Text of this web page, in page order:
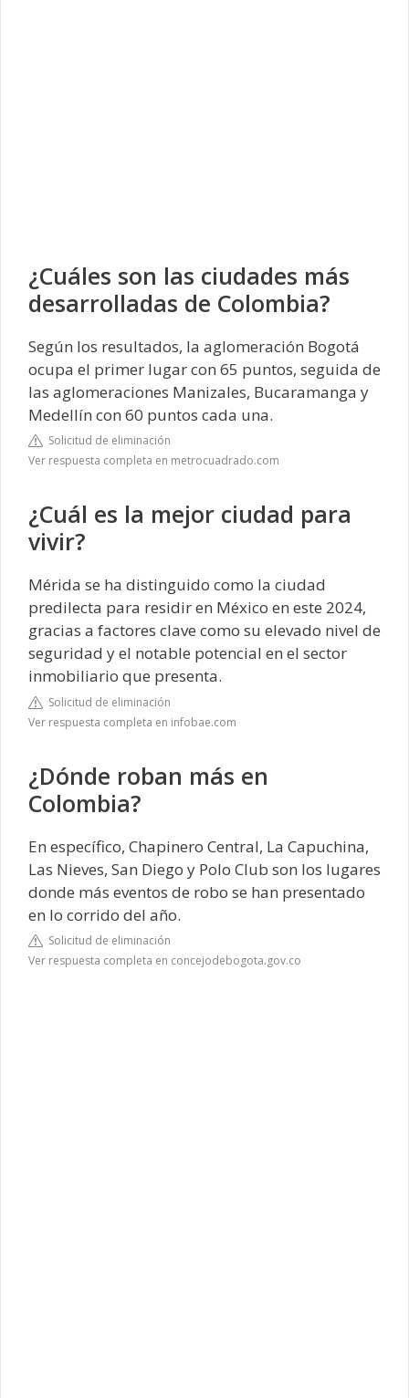
¿Cuáles son las ciudades más
desarrolladas de Colombia?
Según los resultados, la aglomeración Bogotá
ocupa el primer lugar con 65 puntos, seguida de
las aglomeraciones Manizales, Bucaramanga y
Medellín con 60 puntos cada una.
Solicitud de eliminación
Ver respuesta completa en metrocuadrado.com
¿Cuál es la mejor ciudad para
vivir?
Mérida se ha distinguido como la ciudad
predilecta para residir en México en este 2024,
gracias a factores clave como su elevado nivel de
seguridad y el notable potencial en el sector
inmobiliario que presenta.
Solicitud de eliminación
Ver respuesta completa en infobae.com
¿Dónde roban más en
Colombia?
En específico, Chapinero Central, La Capuchina,
Las Nieves, San Diego y Polo Club son los lugares
donde más eventos de robo se han presentado
en lo corrido del año.
Solicitud de eliminación
Ver respuesta completa en concejodebogota.gov.co